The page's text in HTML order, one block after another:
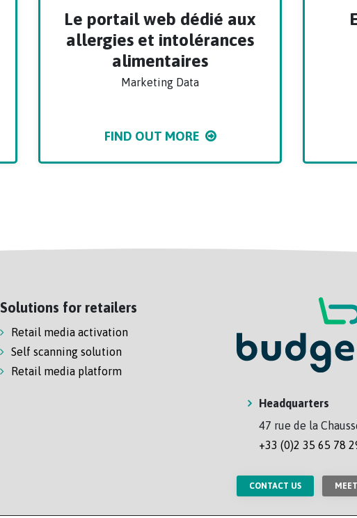
Le portail web dédié aux
allergies et intolérances
alimentaires
Marketing Data
FIND OUT MORE
Solutions for retailers
Retail media activation
Self scanning solution
Retail media platform
Headquarters
47 rue de la
+33 (0)2 35 65 78
CONTACT US